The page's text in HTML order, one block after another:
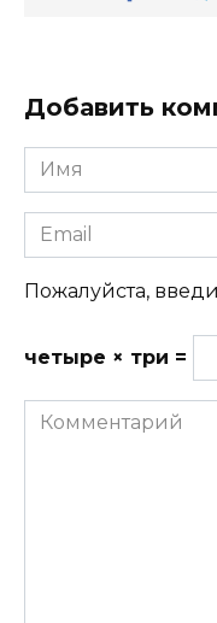
Добавить
Имя
Email
Пожалуйста,
четыре × три =
Комментарий